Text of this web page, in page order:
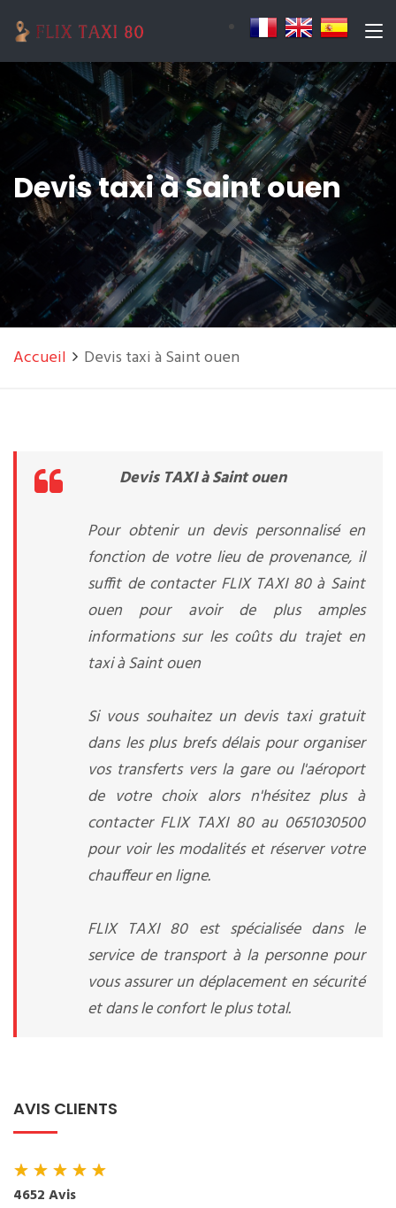
Devis taxi à Saint ouen
Accueil Devis taxi à Saint ouen
Devis TAXI à Saint ouen
Pour obtenir un devis personnalisé en
fonction de votre lieu de provenance, il
suffit de contacter FLIX TAXI 80 à Saint
ouen pour avoir de plus amples
informations sur les coûts du trajet en
taxi à Saint ouen
Si vous souhaitez un devis taxi gratuit
dans les plus brefs délais pour organiser
vos transferts vers la gare ou l'aéroport
de votre choix alors n'hésitez plus à
contacter FLIX TAXI 80 au 0651030500
pour voir les modalités et réserver votre
chauffeur en ligne.
FLIX TAXI 80 est spécialisée dans le
service de transport à la personne pour
vous assurer un déplacement en sécurité
et dans le confort le plus total.
AVIS CLIENTS
★★★★★
4652 Avis